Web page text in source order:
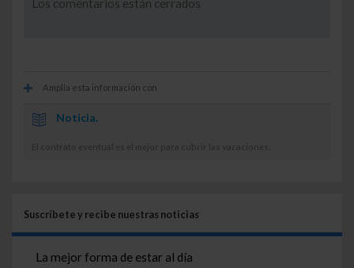
Los comentarios están cerrados
Amplía esta información con
Noticia.
Suscríbete y recibe nuestras noticias
La mejor forma de estar al día